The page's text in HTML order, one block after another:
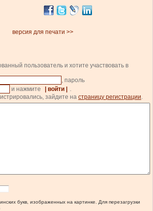
версия для печати >>
пользователь и хотите участвовать в
, пароль
и нажмите
| войти |
.
зайдите на страницу регистрации.
букв, изображенных на картинке. Для перезагрузки